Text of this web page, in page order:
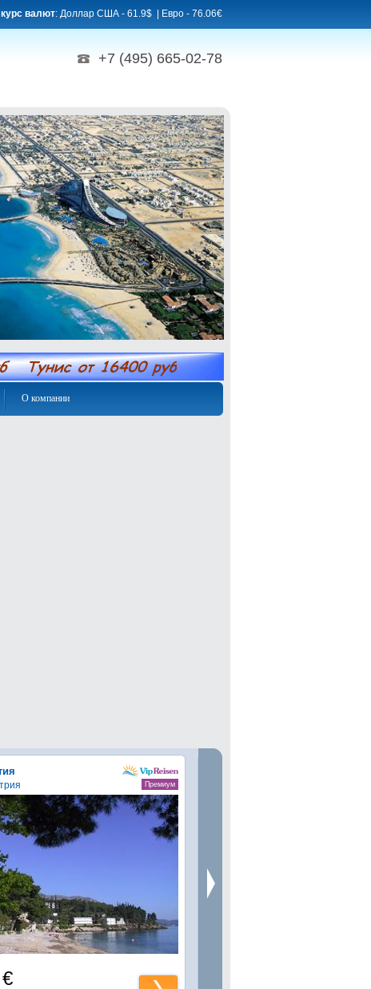
валют: Доллар США - 61.9$ | Евро - 76.06€
+7 (495) 665-02-78
О компании
Премиум